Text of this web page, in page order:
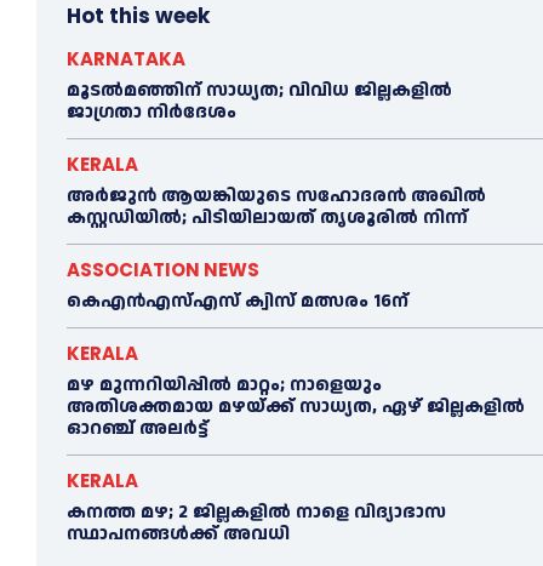
Hot this week
KARNATAKA
മൂടൽമഞ്ഞിന് സാധ്യത; വിവിധ ജില്ലകളിൽ
ജാഗ്രതാ നിർദേശം
KERALA
അര്‍ജുന്‍ ആയങ്കിയുടെ സഹോദരന്‍ അഖില്‍
കസ്റ്റഡിയില്‍; പിടിയിലായത് തൃശൂരില്‍ നിന്ന്
ASSOCIATION NEWS
കെഎൻഎസ്എസ് ക്വിസ് മത്സരം 16ന്
KERALA
മഴ മുന്നറിയിപ്പിൽ മാറ്റം; നാളെയും
അതിശക്തമായ മഴയ്ക്ക് സാധ്യത, ഏഴ് ജില്ലകളിൽ
ഓറഞ്ച് അലർട്ട്
KERALA
കനത്ത മഴ; 2 ജില്ലകളില്‍ നാളെ വിദ്യാഭാസ
സ്ഥാപനങ്ങള്‍ക്ക് അവധി